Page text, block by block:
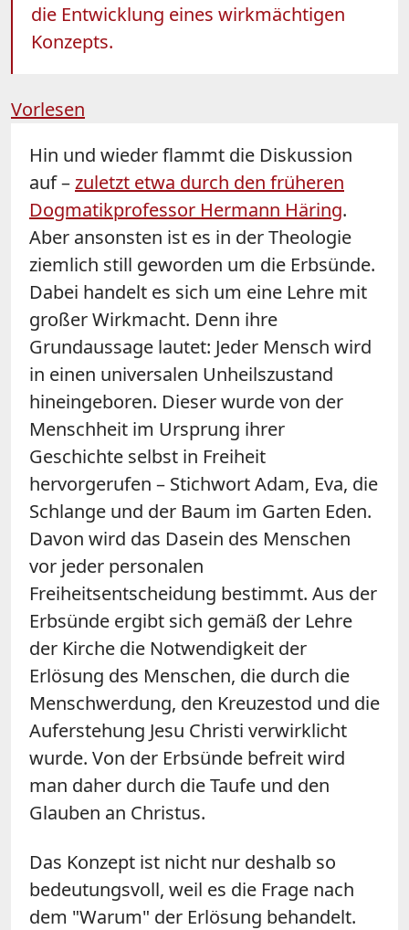
die Entwicklung eines wirkmächtigen
Konzepts.
Vorlesen
Hin und wieder flammt die Diskussion
auf –zuletzt etwa durch den früheren
Dogmatikprofessor Hermann Häring.
Aber ansonsten ist es in der Theologie
ziemlich still geworden um die Erbsünde.
Dabei handelt es sich um eine Lehre mit
großer Wirkmacht. Denn ihre
Grundaussage lautet: Jeder Mensch wird
in einen universalen Unheilszustand
hineingeboren. Dieser wurde von der
Menschheit im Ursprung ihrer
Geschichte selbst in Freiheit
hervorgerufen – Stichwort Adam, Eva, die
Schlange und der Baum im Garten Eden.
Davon wird das Dasein des Menschen
vor jeder personalen
Freiheitsentscheidung bestimmt. Aus der
Erbsünde ergibt sich gemäß der Lehre
der Kirche die Notwendigkeit der
Erlösung des Menschen, die durch die
Menschwerdung, den Kreuzestod und die
Auferstehung Jesu Christi verwirklicht
wurde. Von der Erbsünde befreit wird
man daher durch die Taufe und den
Glauben an Christus.
Das Konzept ist nicht nur deshalb so
bedeutungsvoll, weil es die Frage nach
dem "Warum" der Erlösung behandelt.